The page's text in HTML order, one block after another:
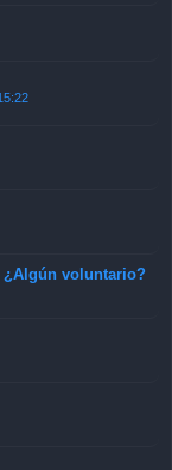
¿Algún voluntario?